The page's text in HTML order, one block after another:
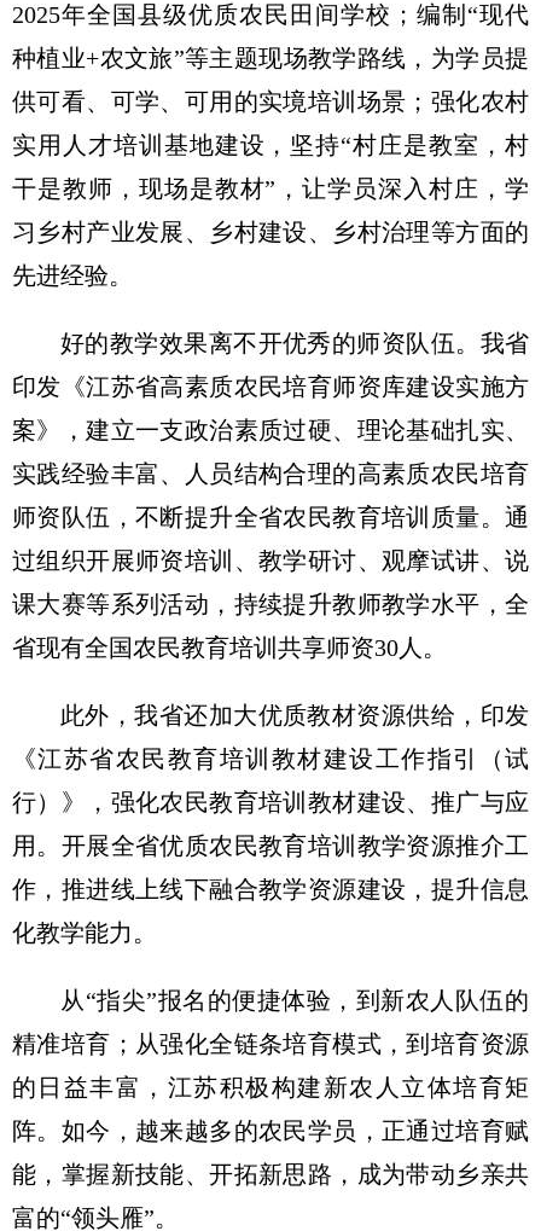
2025年全国县级优质农民田间学校；编制“现代
种植业+农文旅”等主题现场教学路线，为学员提
供可看、可学、可用的实境培训场景；强化农村
实用人才培训基地建设，坚持“村庄是教室，村
干是教师，现场是教材”，让学员深入村庄，学
习乡村产业发展、乡村建设、乡村治理等方面的
先进经验。
好的教学效果离不开优秀的师资队伍。我省
印发《江苏省高素质农民培育师资库建设实施方
案》，建立一支政治素质过硬、理论基础扎实、
实践经验丰富、人员结构合理的高素质农民培育
师资队伍，不断提升全省农民教育培训质量。通
过组织开展师资培训、教学研讨、观摩试讲、说
课大赛等系列活动，持续提升教师教学水平，全
省现有全国农民教育培训共享师资30人。
此外，我省还加大优质教材资源供给，印发
《江苏省农民教育培训教材建设工作指引（试
行）》，强化农民教育培训教材建设、推广与应
用。开展全省优质农民教育培训教学资源推介工
作，推进线上线下融合教学资源建设，提升信息
化教学能力。
从“指尖”报名的便捷体验，到新农人队伍的
精准培育；从强化全链条培育模式，到培育资源
的日益丰富，江苏积极构建新农人立体培育矩
阵。如今，越来越多的农民学员，正通过培育赋
能，掌握新技能、开拓新思路，成为带动乡亲共
富的“领头雁”。